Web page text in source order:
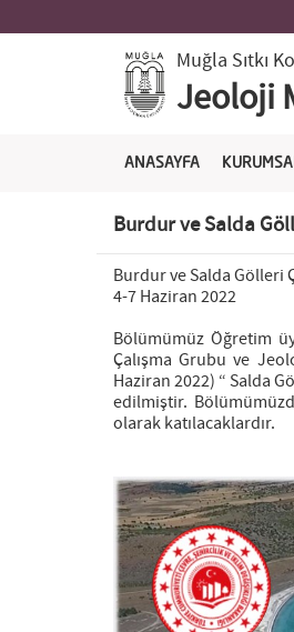
Muğla Sıtkı
Jeoloji
ANASAYFA
Burdur ve Salda
Burdur ve Salda Gölleri
4-7 Haziran 2022
Bölümümüz Öğretim
Çalışma Grubu ve
Haziran 2022) “ Salda
edilmiştir.
olarak katılacaklardır.
Previous